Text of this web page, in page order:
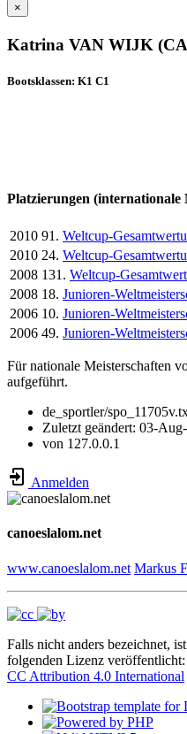
×
Katrina VAN WIJK
Bootsklassen: K1 C1
Platzierungen (internationale
2010 91. Weltcup-
2010 24. Weltcup-
2008 131. Weltcup-
2008 18. Junioren-
2006 10. Junioren-
2006 49. Junioren-
Für nationale Meisterschaften
aufgeführt.
de_sportler/
Zuletzt geändert: 03-
von 127.0.0.1
Anmelden
canoeslalom.net
www.canoeslalom.net Markus
Falls nicht anders bezeichnet,
folgenden Lizenz veröffentlicht:
CC Attribution 4.0 International